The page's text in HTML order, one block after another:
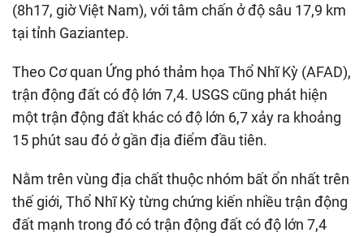
(8h17, giờ Việt Nam), với tâm chấn ở độ sâu 17,9 km
tại tỉnh Gaziantep.
Theo Cơ quan Ứng phó thảm họa Thổ Nhĩ Kỳ (AFAD),
trận động đất có độ lớn 7,4. USGS cũng phát hiện
một trận động đất khác có độ lớn 6,7 xảy ra khoảng
15 phút sau đó ở gần địa điểm đầu tiên.
Nằm trên vùng địa chất thuộc nhóm bất ổn nhất trên
thế giới, Thổ Nhĩ Kỳ từng chứng kiến nhiều trận động
đất mạnh trong đó có trận động đất có độ lớn 7,4